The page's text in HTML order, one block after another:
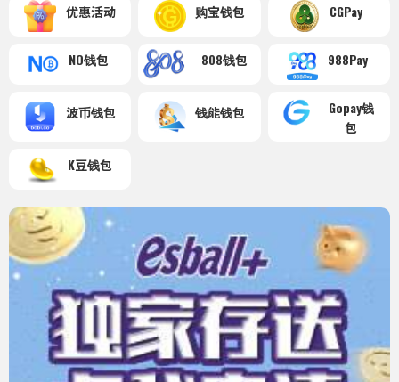
优惠活动 购宝钱包 CGPay
NO钱包 808钱包 988Pay
波币钱包 钱能钱包
Gopay钱
包
K豆钱包